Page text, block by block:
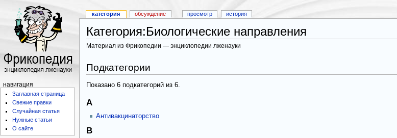
Категория:Биологические направления
Материал из Фрикопедии — энциклопедии лженауки
Подкатегории
Показано 6 подкатегорий из 6.
А
Антивакцинаторство
В
категория обсуждение просмотр история
навигация
Заглавная страница
Свежие правки
Случайная статья
Нужные статьи
О сайте